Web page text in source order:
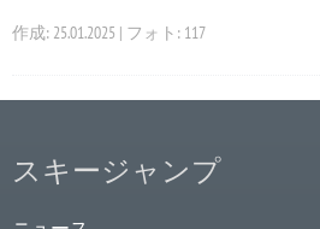
作成: 25.01.2025 | フォト: 117
スキージャンプ